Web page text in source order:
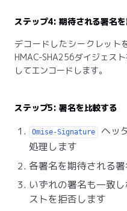
ステップ4: 期待される署名
デコードしたシークレット
HMAC-SHA256ダイジェス
してエンコードします。
ステップ5: 署名を比較する
Omise-Signature
ヘッ
処理します
各署名を期待される
いずれの署名も一致
ストを拒否します